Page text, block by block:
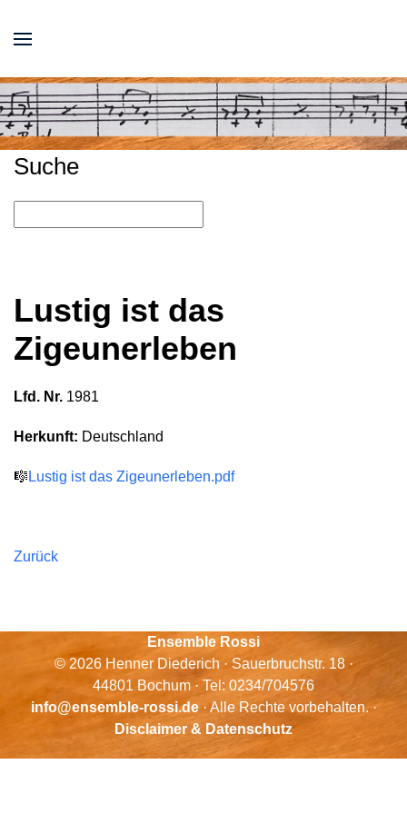
Suche
Lustig ist das
Zigeunerleben
Lfd. Nr. 1981
Herkunft: Deutschland
🎼 Lustig ist das Zigeunerleben.pdf
Zurück
Ensemble Rossi
© 2026 Henner Diederich · Sauerbruchstr. 18 ·
44801 Bochum · Tel: 0234/704576
info@ensemble-rossi.de· Alle Rechte vorbehalten. ·
Disclaimer & Datenschutz